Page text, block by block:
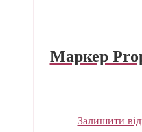
Маркер
Залишити